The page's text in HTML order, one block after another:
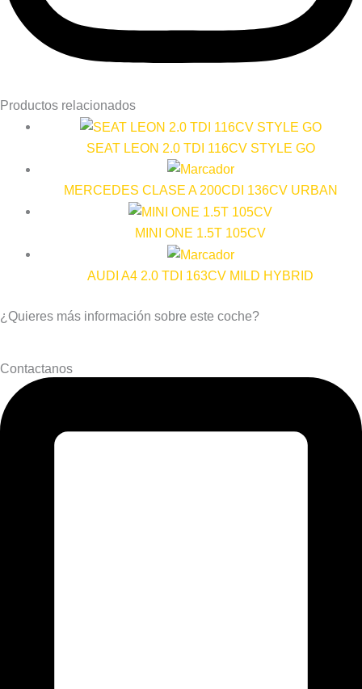
Productos relacionados
SEAT LEON 2.0 TDI 116CV STYLE GO
MERCEDES CLASE A 200CDI 136CV URBAN
MINI ONE 1.5T 105CV
AUDI A4 2.0 TDI 163CV MILD HYBRID
¿Quieres más información sobre este coche?
Contactanos